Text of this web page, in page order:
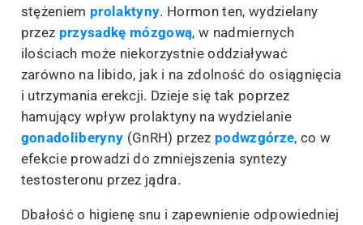
stężeniem prolaktyny. Hormon ten, wydzielany
przez przysadkę mózgową, w nadmiernych
ilościach może niekorzystnie oddziaływać
zarówno na libido, jak i na zdolność do osiągnięcia
i utrzymania erekcji. Dzieje się tak poprzez
hamujący wpływ prolaktyny na wydzielanie
gonadoliberyny (GnRH) przez podwzgórze, co w
efekcie prowadzi do zmniejszenia syntezy
testosteronu przez jądra.
Dbałość o higienę snu i zapewnienie odpowiedniej